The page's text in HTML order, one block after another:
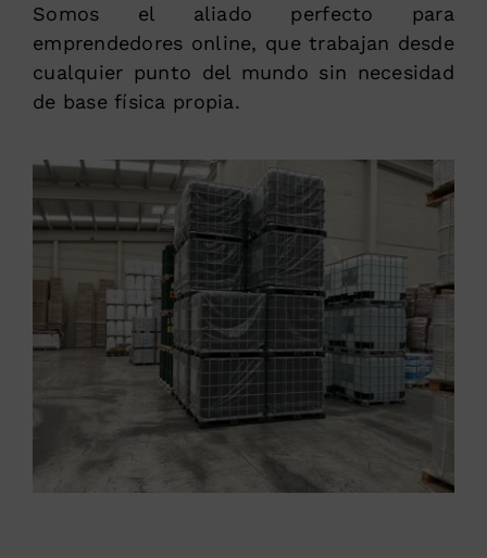
Somos el aliado perfecto para
emprendedores online, que trabajan desde
cualquier punto del mundo sin necesidad
de base física propia.